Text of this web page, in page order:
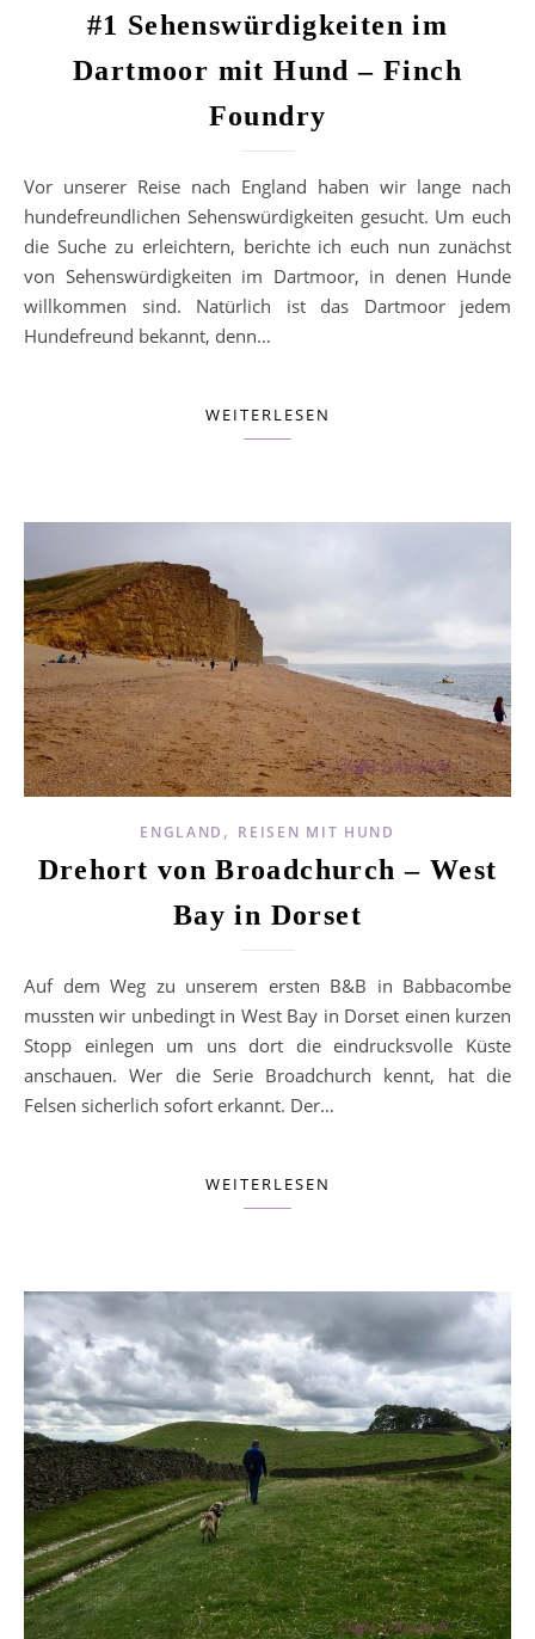
#1 Sehenswürdigkeiten im
Dartmoor mit Hund – Finch
Foundry
Vor unserer Reise nach England haben wir lange nach
hundefreundlichen Sehenswürdigkeiten gesucht. Um euch
die Suche zu erleichtern, berichte ich euch nun zunächst
von Sehenswürdigkeiten im Dartmoor, in denen Hunde
willkommen sind. Natürlich ist das Dartmoor jedem
Hundefreund bekannt, denn…
WEITERLESEN
ENGLAND , REISEN MIT HUND
Drehort von Broadchurch – West
Bay in Dorset
Auf dem Weg zu unserem ersten B&B in Babbacombe
mussten wir unbedingt in West Bay in Dorset einen kurzen
Stopp einlegen um uns dort die eindrucksvolle Küste
anschauen. Wer die Serie Broadchurch kennt, hat die
Felsen sicherlich sofort erkannt. Der…
WEITERLESEN